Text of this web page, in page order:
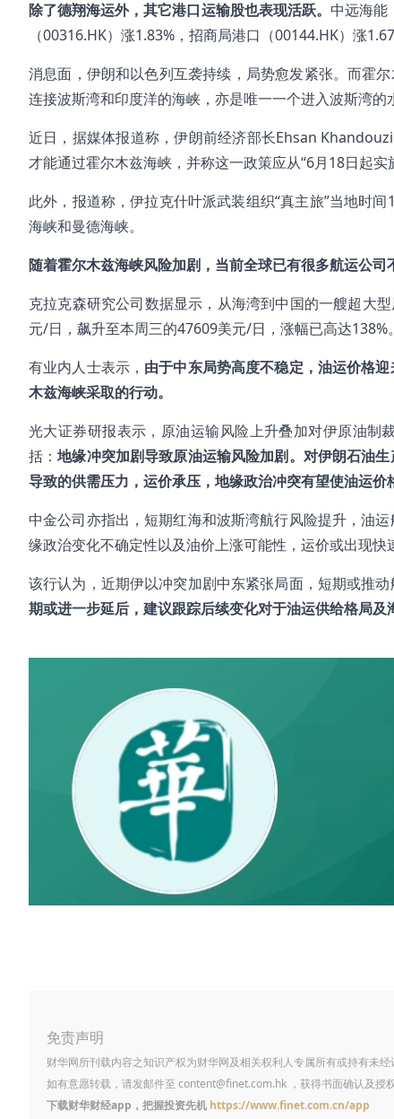
除了德翔海运外，其它港口运输股也表现活跃。 中远海能
（00316.HK）涨1.83%，招商局港口（00144.HK）涨
消息面，伊朗和以色列互袭持续，局势愈发紧张。而霍
连接波斯湾和印度洋的海峡，亦是唯一一个进入波斯湾的
近日，据媒体报道称，伊朗前经济部长Ehsan
才能通过霍尔木兹海峡，并称这一政策应从“6月18日起实
此外，报道称，伊拉克什叶派武装组织“真主旅”当地时
海峡和曼德海峡。
随着霍尔木兹海峡风险加剧，当前全球已有很多航运公司
克拉克森研究公司数据显示，从海湾到中国的一艘超大
元/日，飙升至本周三的47609美元/日，涨幅已高达138%。
有业内人士表示， 由于中东局势高度不稳定，油运价格
木兹海峡采取的行动。
光大证券研报表示，原油运输风险上升叠加对伊原油制
括：地缘冲突加剧导致原油运输风险加剧。对伊朗石油
导致的供需压力，运价承压，地缘政治冲突有望使油运
中金公司亦指出，短期红海和波斯湾航行风险提升，油
缘政治变化不确定性以及油价上涨可能性，运价或出现快
该行认为，近期伊以冲突加剧中东紧张局面，短期或推
期或进一步延后，建议跟踪后续变化对于油运供给格局及
#德翔海运 #航运
免责声明
财华网所刊载内容之知识产权为财华网及相关权利人专属所有或持有未
如有意愿转载，请发邮件至 content@finet.com.hk ，获得书面确认及授
下载财华财经app，把握投资先机 https://www.finet.com.cn/app